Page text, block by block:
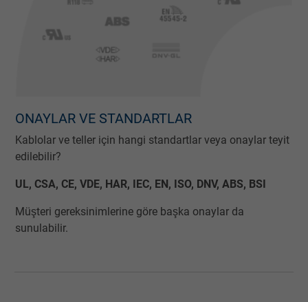
ONAYLAR VE STANDARTLAR
Kablolar ve teller için hangi standartlar veya onaylar teyit
edilebilir?
UL, CSA, CE, VDE, HAR, IEC, EN, ISO, DNV, ABS, BSI
Müşteri gereksinimlerine göre başka onaylar da
sunulabilir.